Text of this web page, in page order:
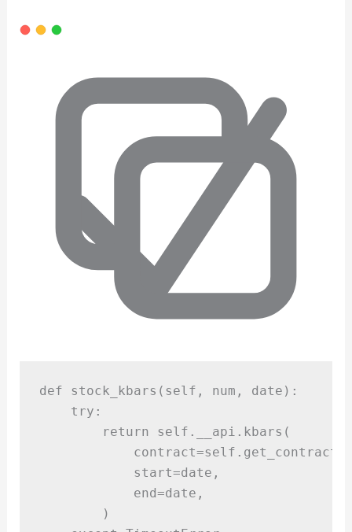
def stock_kbars ( self , num , date ):
try :
return self . __api . kbars (
contract=self .
start=date ,
end=date ,
)